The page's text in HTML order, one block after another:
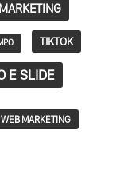
TIKTOK
E SLIDE
WEB MARKETING